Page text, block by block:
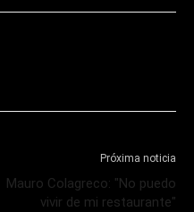
Próxima noticia
Mauro Colagreco: "No puedo
vivir de mi restaurante"